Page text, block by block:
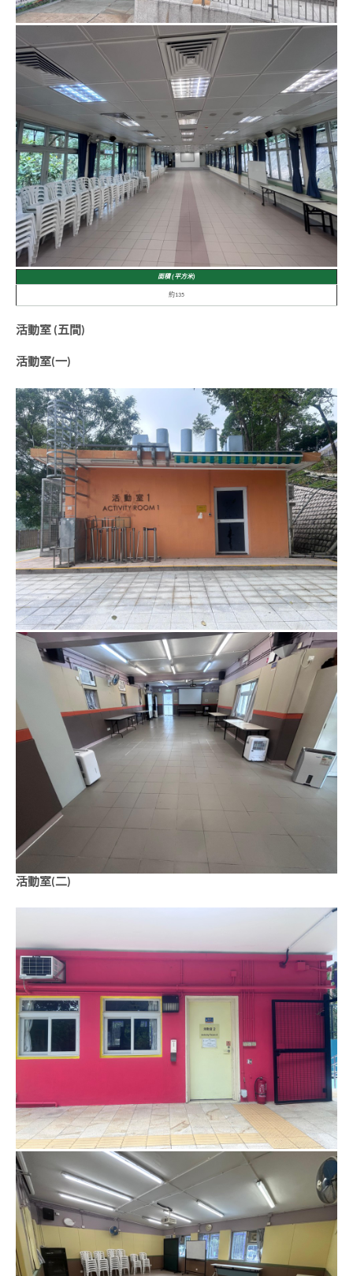
面積 (平方米)
約135
活動室 (五間)
活動室(一)
活動室(二)